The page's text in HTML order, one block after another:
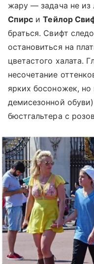
жару — задача не из
Спирс иТейлор
браться. Свифт
остановиться на
цветастого халата.
несочетание
ярких босоножек, но
демисезонной
бюстгальтера с